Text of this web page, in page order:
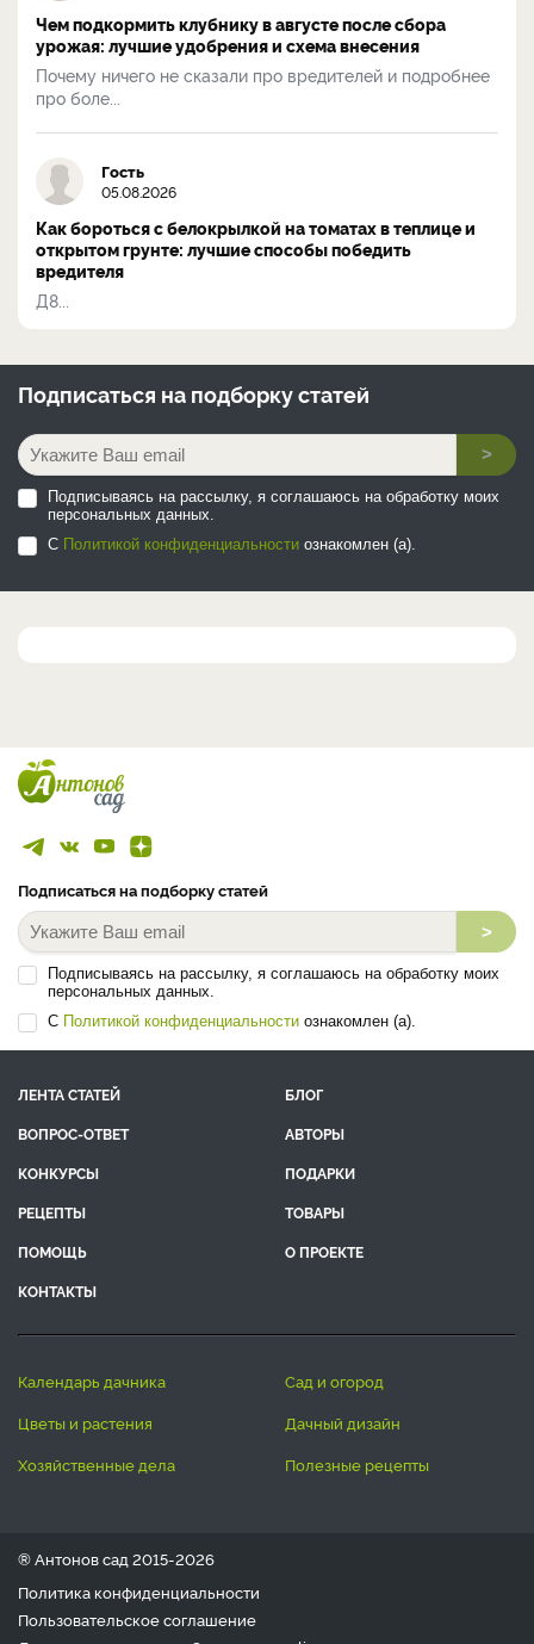
Чем подкормить клубнику в августе после сбора
урожая: лучшие удобрения и схема внесения
Почему ничего не сказали про вредителей и подробнее
про боле...
Гость
05.08.2026
Как бороться с белокрылкой на томатах в теплице и
открытом грунте: лучшие способы победить
вредителя
Д8...
Подписаться на подборку статей
>
Подписываясь на рассылку, я соглашаюсь на обработку моих
персональных данных.
С Политикой конфиденциальности ознакомлен (а).
Подписаться на подборку статей
>
Подписываясь на рассылку, я соглашаюсь на обработку моих
персональных данных.
С Политикой конфиденциальности ознакомлен (а).
ЛЕНТА СТАТЕЙ
БЛОГ
ВОПРОС-ОТВЕТ
АВТОРЫ
КОНКУРСЫ
ПОДАРКИ
РЕЦЕПТЫ
ТОВАРЫ
ПОМОЩЬ
О ПРОЕКТЕ
КОНТАКТЫ
календарь дачника
сад и огород
цветы и растения
дачный дизайн
хозяйственные дела
полезные рецепты
® Антонов сад 2015-2026
Политика конфиденциальности
Пользовательское соглашение